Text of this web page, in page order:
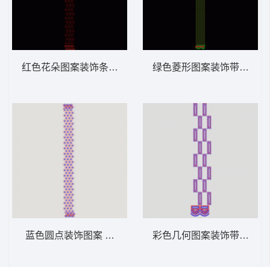
红色花朵图案装饰条纹 窗帘
蓝色圆点装饰图案 窗帘
绿色菱形图案装饰带 窗帘
彩色几何图案装饰带 窗帘